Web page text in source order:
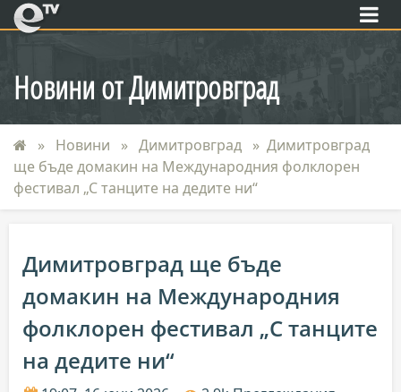
eTV
Новини от Димитровград
Новини Димитровград
Димитровград
ще бъде домакин на Международния фолклорен
фестивал „С танците на дедите ни“
Димитровград ще бъде
домакин на Международния
фолклорен фестивал „С танците
на дедите ни“